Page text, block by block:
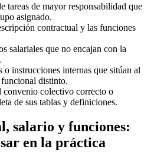
tareas de mayor responsabilidad que
asignado.
contractual y las funciones
salariales que no encajan con la
o instrucciones internas que sitúan al
distinto.
convenio colectivo correcto o
de sus tablas y definiciones.
salario y funciones:
en la práctica